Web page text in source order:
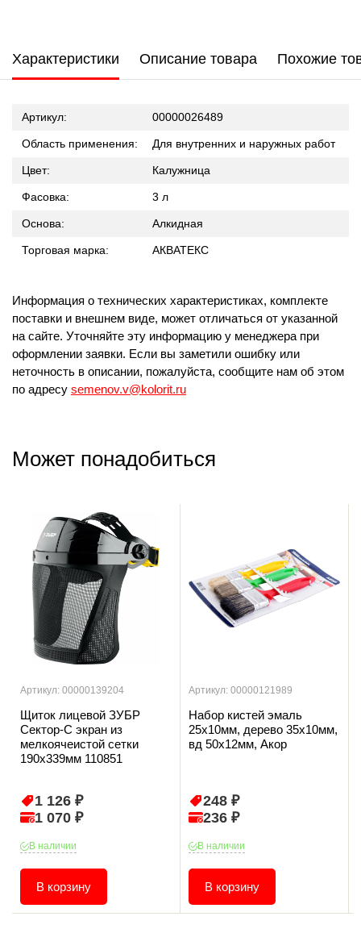
Характеристики Описание товара Похожие
Артикул: 00000026489
Область применения: Для внутренних и наружных работ
Цвет: Калужница
Фасовка: 3 л
Основа: Алкидная
Торговая марка: АКВАТЕКС
Информация о технических характеристиках, комплекте
поставки и внешнем виде, может отличаться от указанной
на сайте. Уточняйте эту информацию у менеджера при
оформлении заявки. Если вы заметили ошибку или
неточность в описании, пожалуйста, сообщите нам об этом
по адресу semenov.v@kolorit.ru
Может понадобиться
Артикул: 00000139204
Щиток лицевой ЗУБР
Сектор-С экран из
мелкоячеистой сетки
190х339мм 110851
1 126 ₽
1 070 ₽
В наличии
В корзину
Артикул: 00000121989
Набор кистей эмаль
25х10мм, дерево 35х10мм,
вд 50х12мм, Акор
248 ₽
236 ₽
В наличии
В корзину